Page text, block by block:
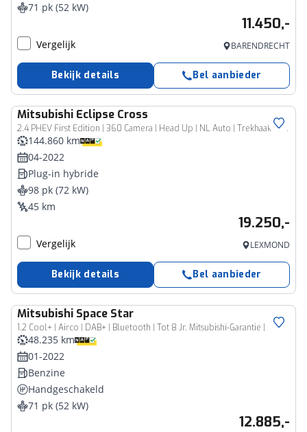
71 pk (52 kW)
11.450,-
Vergelijk BARENDRECHT
Bekijk details Bel aanbieder
Mitsubishi Eclipse Cross
2.4 PHEV First Edition | 360 Camera | Head Up | NL Auto | Trekhaak | Rijklaarprijs
144.860 km
04-2022
Plug-in hybride
98 pk (72 kW)
45 km
19.250,-
Vergelijk LEXMOND
Bekijk details Bel aanbieder
Mitsubishi Space Star
1.2 Cool+ | Airco | DAB+ | Bluetooth | Tot 8 Jr. Mitsubishi-Garantie |
48.235 km
01-2022
Benzine
Handgeschakeld
71 pk (52 kW)
12.885,-